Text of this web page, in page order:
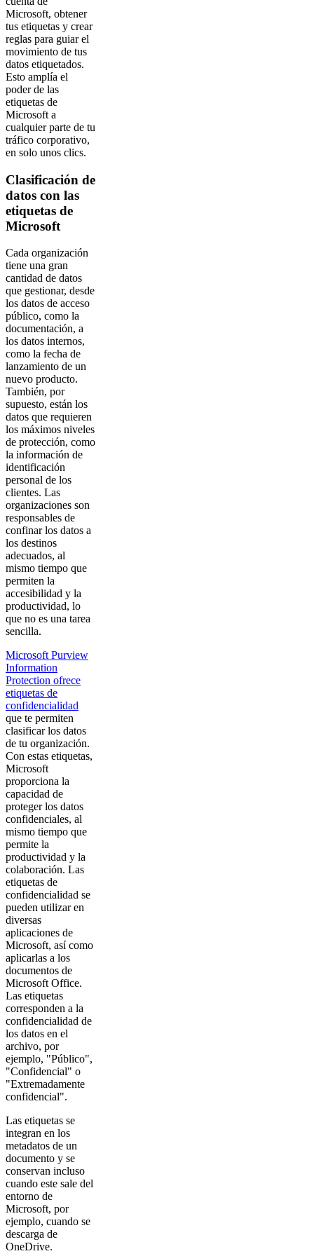
Microsoft, obtener
tus etiquetas y crear
reglas para guiar el
movimiento de tus
datos etiquetados.
Esto amplía el
poder de las
etiquetas de
Microsoft a
cualquier parte de tu
tráfico corporativo,
en solo unos clics.
Clasificación de
datos con las
etiquetas de
Microsoft
Cada organización
tiene una gran
cantidad de datos
que gestionar, desde
los datos de acceso
público, como la
documentación, a
los datos internos,
como la fecha de
lanzamiento de un
nuevo producto.
También, por
supuesto, están los
datos que requieren
los máximos niveles
de protección, como
la información de
identificación
personal de los
clientes. Las
organizaciones son
responsables de
confinar los datos a
los destinos
adecuados, al
mismo tiempo que
permiten la
accesibilidad y la
productividad, lo
que no es una tarea
sencilla.
Microsoft Purview
Information
Protection ofrece
etiquetas de
confidencialidad
que te permiten
clasificar los datos
de tu organización.
Con estas etiquetas,
Microsoft
proporciona la
capacidad de
proteger los datos
confidenciales, al
mismo tiempo que
permite la
productividad y la
colaboración. Las
etiquetas de
confidencialidad se
pueden utilizar en
diversas
aplicaciones de
Microsoft, así como
aplicarlas a los
documentos de
Microsoft Office.
Las etiquetas
corresponden a la
confidencialidad de
los datos en el
archivo, por
ejemplo, "Público",
"Confidencial" o
"Extremadamente
confidencial".
Las etiquetas se
integran en los
metadatos de un
documento y se
conservan incluso
cuando este sale del
entorno de
Microsoft, por
ejemplo, cuando se
descarga de
OneDrive.